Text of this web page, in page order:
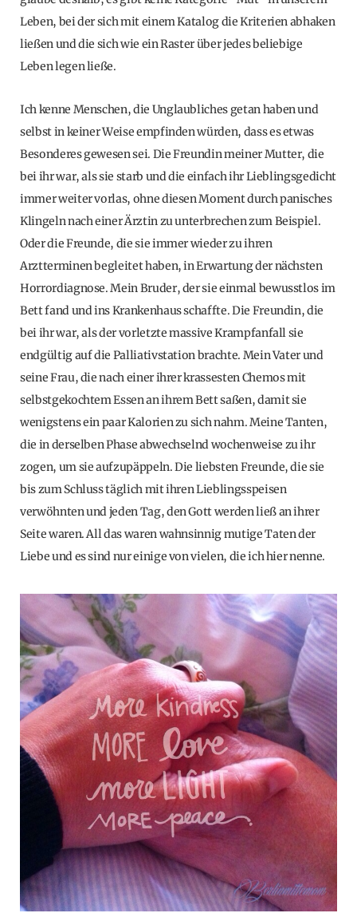
Leben, bei der sich mit einem Katalog die Kriterien abhaken
ließen und die sich wie ein Raster über jedes beliebige
Leben legen ließe.
Ich kenne Menschen, die Unglaubliches getan haben und
selbst in keiner Weise empfinden würden, dass es etwas
Besonderes gewesen sei. Die Freundin meiner Mutter, die
bei ihr war, als sie starb und die einfach ihr Lieblingsgedicht
immer weiter vorlas, ohne diesen Moment durch panisches
Klingeln nach einer Ärztin zu unterbrechen zum Beispiel.
Oder die Freunde, die sie immer wieder zu ihren
Arztterminen begleitet haben, in Erwartung der nächsten
Horrordiagnose. Mein Bruder, der sie einmal bewusstlos im
Bett fand und ins Krankenhaus schaffte. Die Freundin, die
bei ihr war, als der vorletzte massive Krampfanfall sie
endgültig auf die Palliativstation brachte. Mein Vater und
seine Frau, die nach einer ihrer krassesten Chemos mit
selbstgekochtem Essen an ihrem Bett saßen, damit sie
wenigstens ein paar Kalorien zu sich nahm. Meine Tanten,
die in derselben Phase abwechselnd wochenweise zu ihr
zogen, um sie aufzupäppeln. Die liebsten Freunde, die sie
bis zum Schluss täglich mit ihren Lieblingsspeisen
verwöhnten und jeden Tag, den Gott werden ließ an ihrer
Seite waren. All das waren wahnsinnig mutige Taten der
Liebe und es sind nur einige von vielen, die ich hier nenne.